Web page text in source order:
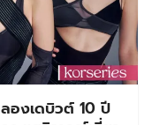
องเดบิวต์ 10 ปี